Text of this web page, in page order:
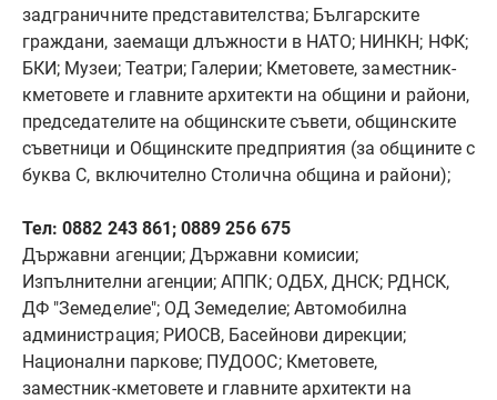
задграничните представителства; Българските
граждани, заемащи длъжности в НАТО; НИНКН; НФК;
БКИ; Музеи; Театри; Галерии; Кметовете, заместник-
кметовете и главните архитекти на общини и райони,
председателите на общинските съвети, общинските
съветници и Общинските предприятия (за общините с
буква С, включително Столична община и райони);
Тел: 0882 243 861; 0889 256 675
Държавни агенции; Държавни комисии;
Изпълнителни агенции; АППК; ОДБХ, ДНСК; РДНСК,
ДФ "Земеделие"; ОД Земеделие; Автомобилна
администрация; РИОСВ, Басейнови дирекции;
Национални паркове; ПУДООС; Кметовете,
заместник-кметовете и главните архитекти на